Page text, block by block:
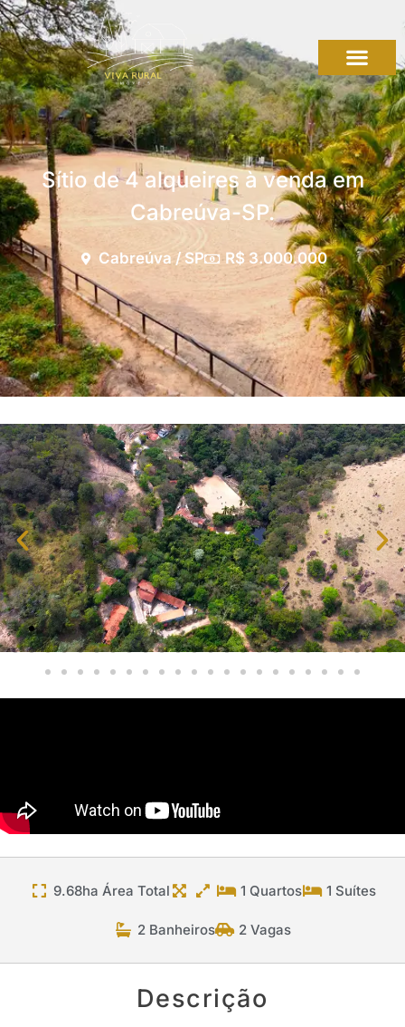
Sítio de 4 alqueires à venda em
Cabreúva-SP.
Cabreúva / SP R$ 3.000.000
9.68ha Área Total 1 Quartos 1 Suítes
2 Banheiros 2 Vagas
Descrição